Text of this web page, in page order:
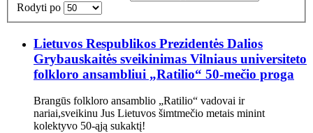
Rodyti po
Lietuvos Respublikos Prezidentės Dalios
Grybauskaitės sveikinimas Vilniaus universiteto
folkloro ansambliui „Ratilio“ 50-mečio proga
Brangūs folkloro ansamblio „Ratilio“ vadovai ir
nariai,sveikinu Jus Lietuvos šimtmečio metais minint
kolektyvo 50-ąją sukaktį!